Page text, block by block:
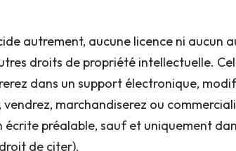
autrement, aucune licence ni
droits de propriété intellectuelle.
dans un support électronique,
marchandiserez ou
préalable, sauf et uniquement
de citer).